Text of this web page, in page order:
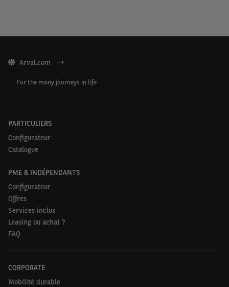
Arval.com
For the many journeys in life
PARTICULIERS
Configurateur
Catalogue
PME & INDÉPENDANTS
Configurateur
Offres
Services inclus
Leasing ou achat ?
FAQ
CORPORATE
Mobilité durable